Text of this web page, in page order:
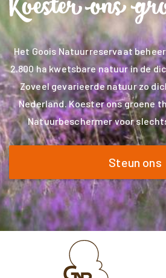
Het Goois Natuurreservaat
2.800 ha kwetsbare natuur in de
Zoveel gevarieerde natuur zo
Nederland. Koester ons groene
Natuurbeschermer voor
Steun ons